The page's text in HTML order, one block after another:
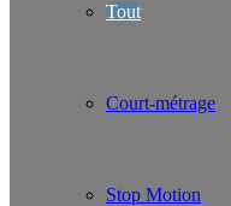
Tout
Court-métrage
Stop Motion